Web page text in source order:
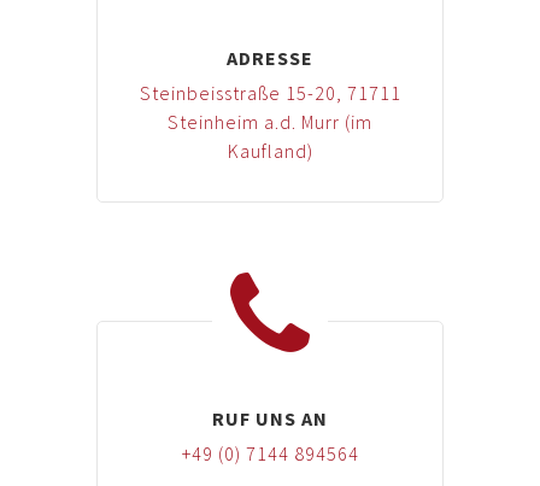
ADRESSE
Steinbeisstraße 15-20, 71711
Steinheim a.d. Murr (im
Kaufland)
RUF UNS AN
+49 (0) 7144 894564